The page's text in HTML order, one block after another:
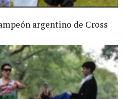
argentino de Cross